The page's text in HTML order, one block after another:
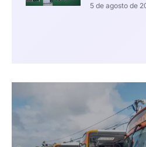
5 de agosto de